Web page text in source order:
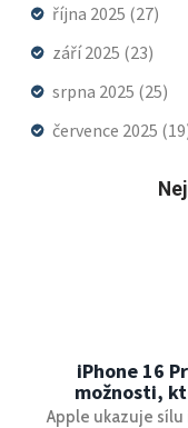
října 2025 (27)
září 2025 (23)
srpna 2025 (25)
července 2025
iPhone 16
možnosti,
Apple ukazuje sílu